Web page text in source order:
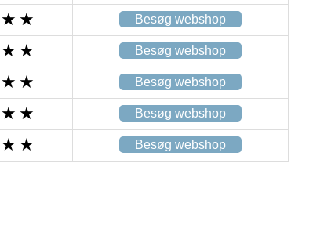
Besøg webshop
Besøg webshop
Besøg webshop
Besøg webshop
Besøg webshop